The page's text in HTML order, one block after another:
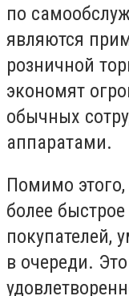
по
являются
розничной
экономят
обычных
аппаратами.
Помимо
более
покупателей,
в очереди.